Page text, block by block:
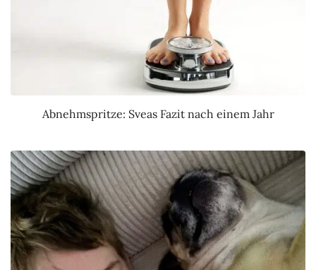
Abnehmspritze: Sveas Fazit nach einem Jahr